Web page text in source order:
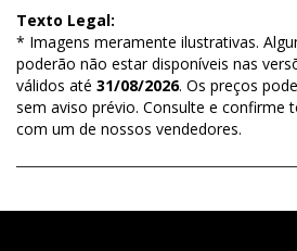
Texto Legal:
* Imagens meramente ilustrativas.
poderão não estar disponíveis nas
válidos até 31/08/2026. Os preços
sem aviso prévio. Consulte e confirme
com um de nossos vendedores.